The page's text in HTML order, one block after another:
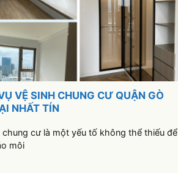
VỆ SINH CHUNG CƯ QUẬN GÒ
NHẤT TÍN
chung cư là một yếu tố không thể thiếu để
môi